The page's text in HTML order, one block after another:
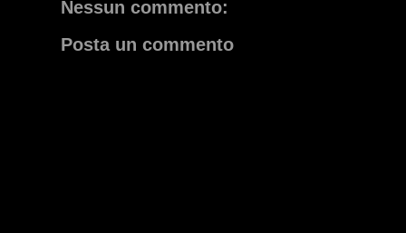
Nessun commento:
Posta un commento